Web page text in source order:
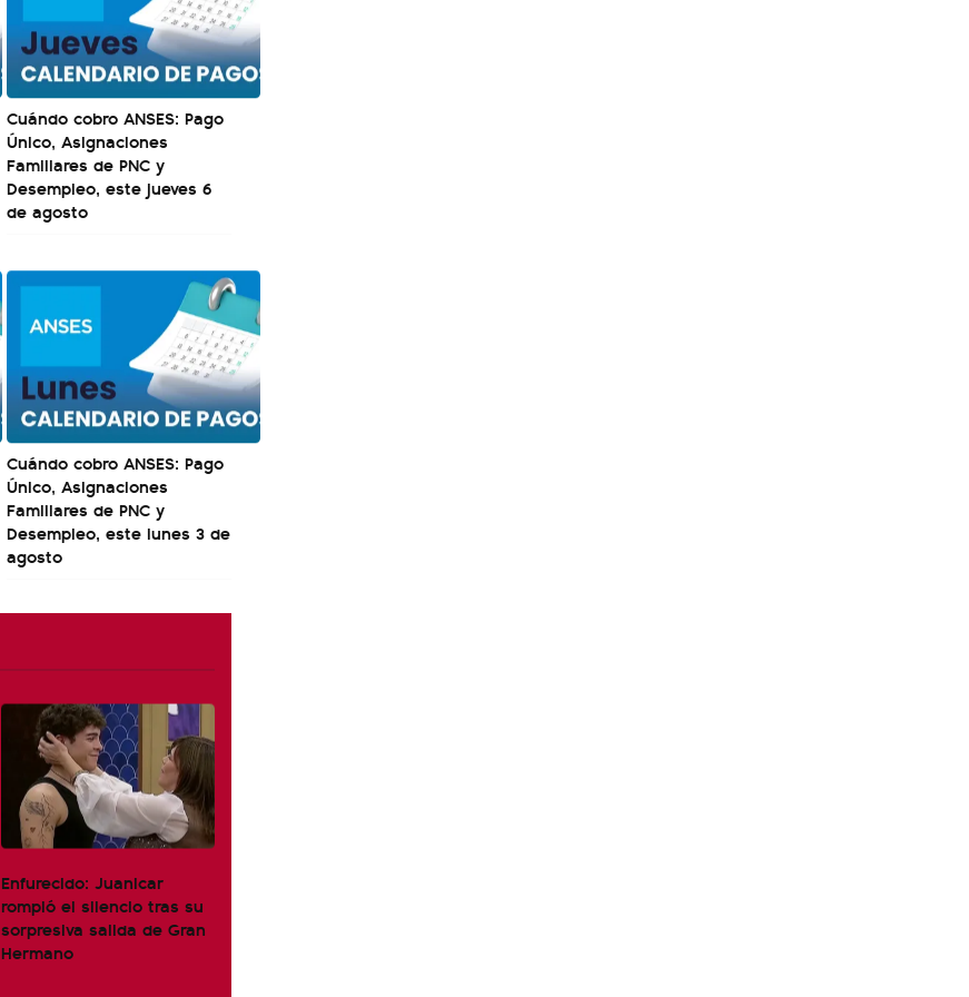
Cuándo cobro ANSES: Pago
Único, Asignaciones
Familiares de PNC y
Desempleo, este jueves 6
de agosto
Cuándo cobro ANSES: Pago
Único, Asignaciones
Familiares de PNC y
Desempleo, este lunes 3 de
agosto
Enfurecido: Juanicar
rompió el silencio tras su
sorpresiva salida de Gran
Hermano